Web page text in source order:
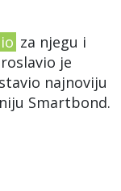
za njegu i
je
najnoviju
Smartbond.